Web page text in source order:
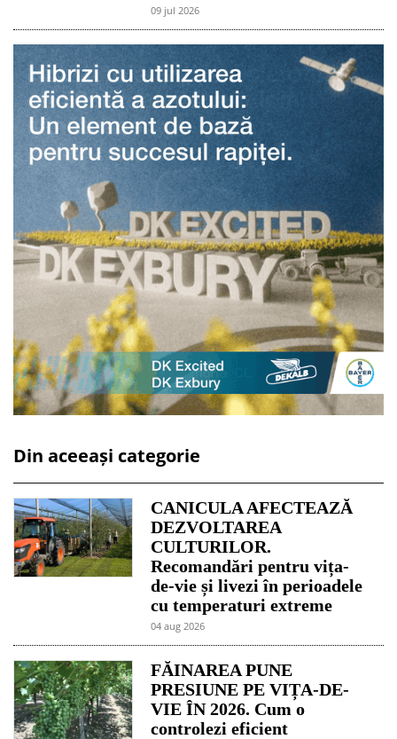
09 jul 2026
Din aceeași categorie
CANICULA AFECTEAZĂ
DEZVOLTAREA
CULTURILOR.
Recomandări pentru vița-
de-vie și livezi în perioadele
cu temperaturi extreme
04 aug 2026
FĂINAREA PUNE
PRESIUNE PE VIȚA-DE-
VIE ÎN 2026. Cum o
controlezi eficient